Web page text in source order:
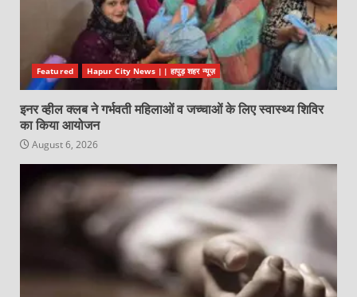
Featured Hapur City News || हापुड़ शहर न्यूज़
इनर व्हील क्लब ने गर्भवती महिलाओं व जच्चाओं के लिए स्वास्थ्य शिविर
का किया आयोजन
August 6, 2026